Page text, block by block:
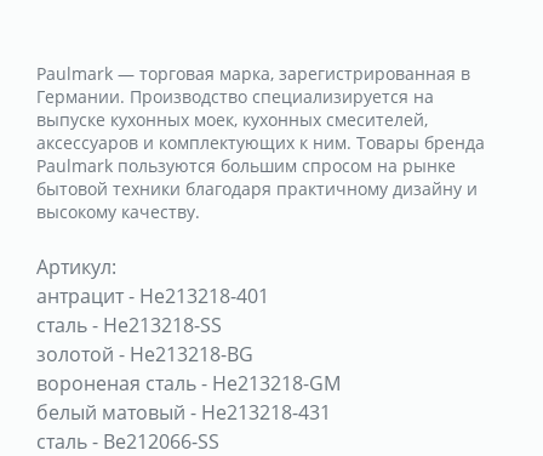
Paulmark — торговая марка, зарегистрированная в
Германии. Производство специализируется на
выпуске кухонных моек, кухонных смесителей,
аксессуаров и комплектующих к ним. Товары бренда
Paulmark пользуются большим спросом на рынке
бытовой техники благодаря практичному дизайну и
высокому качеству.
Артикул:
антрацит- He213218-401
сталь- He213218-SS
золотой - He213218-BG
вороненая сталь- He213218-GM
белый матовый - He213218-431
сталь- Be212066-SS